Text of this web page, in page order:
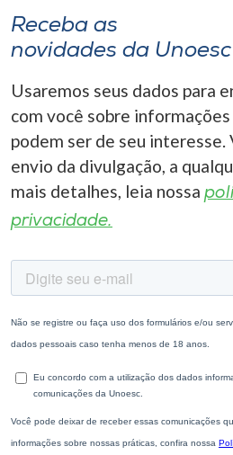
Receba as
novidades da Unoesc
Usaremos seus dados para
com você sobre
podem ser de seu interesse.
envio da divulgação, a
mais detalhes, leia nossa
privacidade.